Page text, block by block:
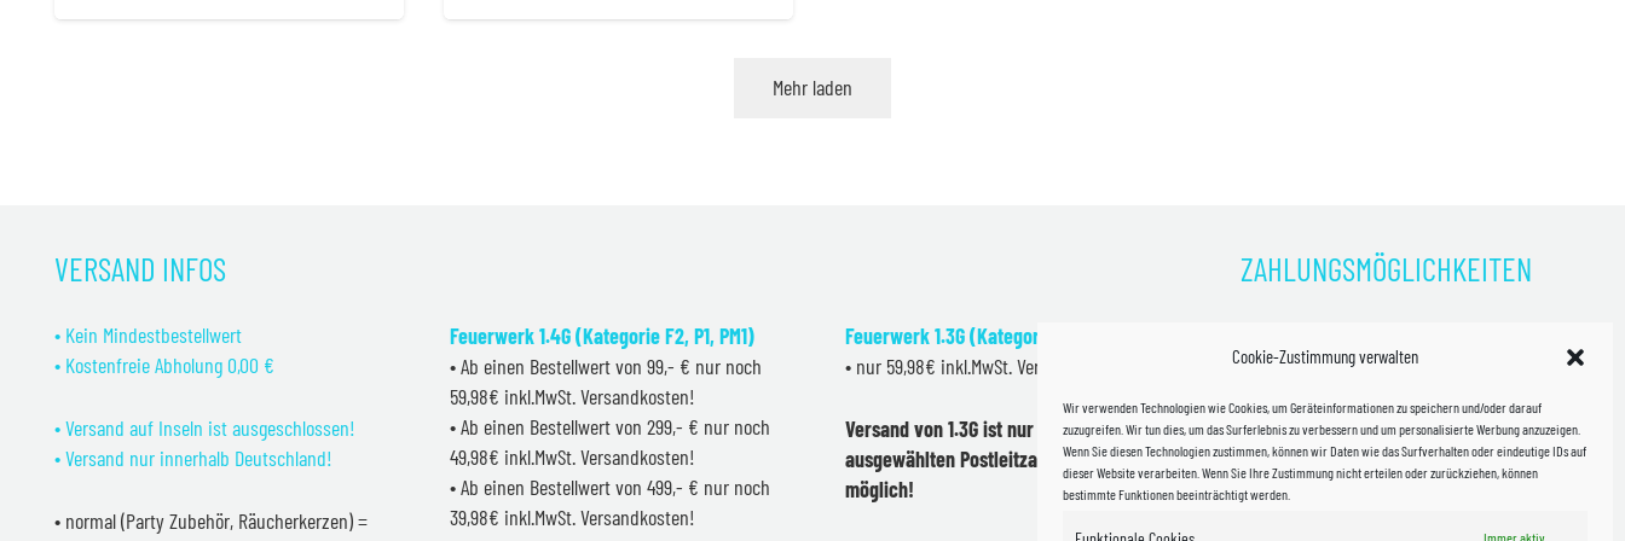
Cookie-Zustimmung verwalten
Wir verwenden Technologien wie Cookies, um Geräteinformationen zu speichern und/oder darauf
zuzugreifen. Wir tun dies, um das Surferlebnis zu verbessern und um personalisierte Werbung anzuzeigen.
Wenn Sie diesen Technologien zustimmen, können wir Daten wie das Surfverhalten oder eindeutige IDs auf
dieser Website verarbeiten. Wenn Sie Ihre Zustimmung nicht erteilen oder zurückziehen, können
bestimmte Funktionen beeinträchtigt werden.
Immer aktiv
Mehr laden
VERSAND INFOS
• Kein Mindestbestellwert
• Kostenfreie Abholung 0,00 €
• Versand auf Inseln ist ausgeschlossen!
• Versand nur innerhalb Deutschland!
• normal (Party Zubehör, Räucherkerzen) =
Feuerwerk 1.4G (Kategorie F2, P1, PM1)
• Ab einen Bestellwert von 99,- € nur noch
59,98€ inkl.MwSt. Versandkosten!
• Ab einen Bestellwert von 299,- € nur noch
49,98€ inkl.MwSt. Versandkosten!
• Ab einen Bestellwert von 499,- € nur noch
39,98€ inkl.MwSt. Versandkosten!
Feuerwerk 1.3G (Kategorie F2)
• nur 59,98€ inkl.MwSt. Versandkosten!
Versand von 1.3G ist nur innerhalb
ausgewählten Postleitzahlen in Sachsen
möglich!
ZAHLUNGSMÖGLICHKEITEN